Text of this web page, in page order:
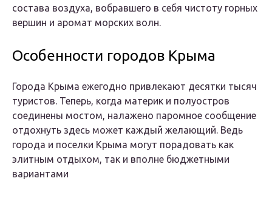
состава воздуха, вобравшего в себя чистоту горных
вершин и аромат морских волн.
Особенности городов Крыма
Города Крыма ежегодно привлекают десятки тысяч
туристов. Теперь, когда материк и полуостров
соединены мостом, налажено паромное сообщение
отдохнуть здесь может каждый желающий. Ведь
города и поселки Крыма могут порадовать как
элитным отдыхом, так и вполне бюджетными
вариантами